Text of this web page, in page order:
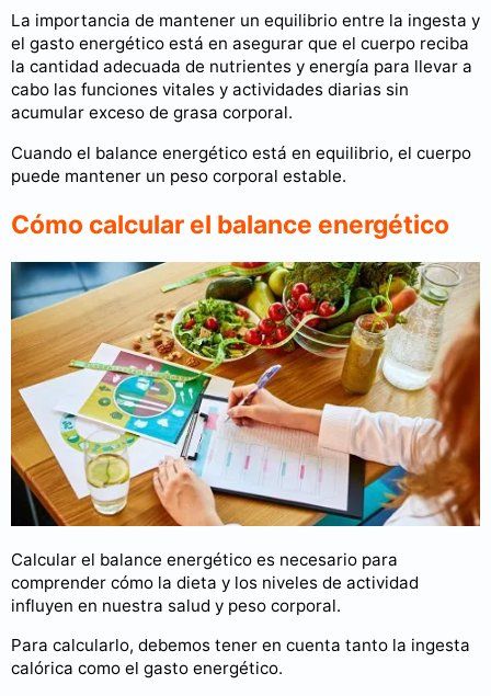
La importancia de mantener un equilibrio entre la ingesta y
el gasto energético está en asegurar que el cuerpo reciba
la cantidad adecuada de nutrientes y energía para llevar a
cabo las funciones vitales y actividades diarias sin
acumular exceso de grasa corporal.
Cuando el balance energético está en equilibrio, el cuerpo
puede mantener un peso corporal estable.
Cómo calcular el balance energético
Calcular el balance energético es necesario para
comprender cómo la dieta y los niveles de actividad
influyen en nuestra salud y peso corporal.
Para calcularlo, debemos tener en cuenta tanto la ingesta
calórica como el gasto energético.